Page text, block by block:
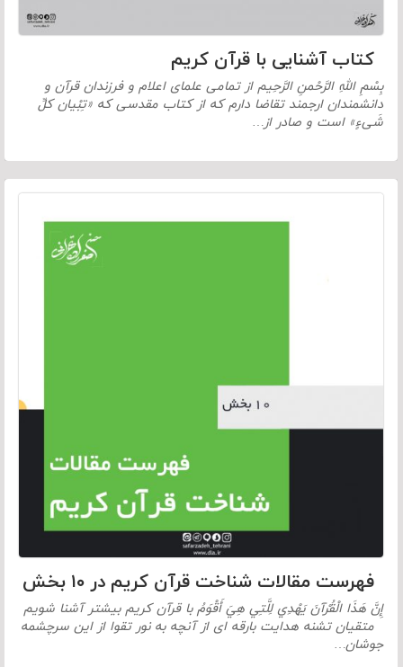
کتاب آشنایی با قرآن کریم
بِسْمِ اللهِ الرَّحْمنِ الرَّحِیم از تمامی علمای اعلام و فرزندان قرآن و
دانشمندان ارجمند تقاضا دارم که از کتاب مقدسی که «تِبْیان کلِّ
شَیءٍ» است و صادر از…
فهرست مقالات شناخت قرآن کریم در ۱۰ بخش
إِنَّ هَذَا الْقُرْآنَ يَهْدِي لِلَّتِي هِيَ أَقْوَمُ با قرآن کریم بیشتر آشنا شویم
متقیان تشنه هدایت بارقه ای از آنچه به نور تقوا از این سرچشمه
جوشان…